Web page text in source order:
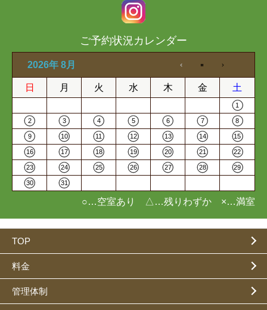
ご予約状況カレンダー
2026年 8月
日 月 火 水 木 金 土
1
2 3 4 5 6 7 8
9 10 11 12 13 14 15
16 17 18 19 20 21 22
23 24 25 26 27 28 29
30 31
○…空室あり △…残りわずか ×…満室
TOP
料金
管理体制